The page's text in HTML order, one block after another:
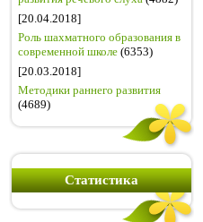
[20.04.2018]
Роль шахматного образования в
современной школе (6353)
[20.03.2018]
Методики раннего развития
(4689)
Статистика